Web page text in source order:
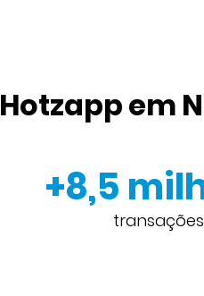
Hotzapp em
+8,5
transações